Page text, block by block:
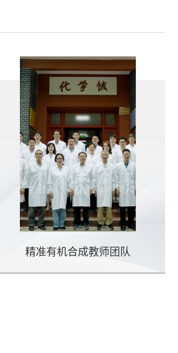
精准有机合成教师团队